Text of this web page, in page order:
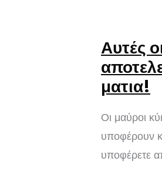
Αυτές
ματια!
Οι μαύροι
υποφέρουν
υποφέρετε